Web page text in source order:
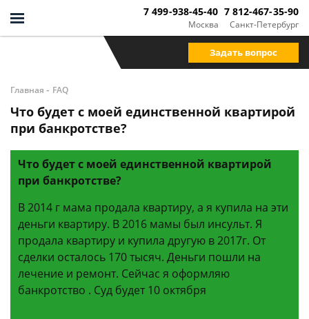
Москва
7 499-938-45-40
Санкт-Петербург
7 812-467-35-90
Задать вопрос
Главная - FAQ
Что будет с моей единственной квартирой
при банкротстве?
Что будет с моей единственной квартирой
при банкротстве?
В 2014 г мама продала квартиру, а я купила на эти
деньги квартиру. В 2016 мамы был инсульт. Я
продала квартиру и купила другую в 2017г. От
сделки осталось 170 тысяч. Деньги пошли на
лечение и ремонт. Сейчас я оформляю
банкротство . Суд будет 10 октября